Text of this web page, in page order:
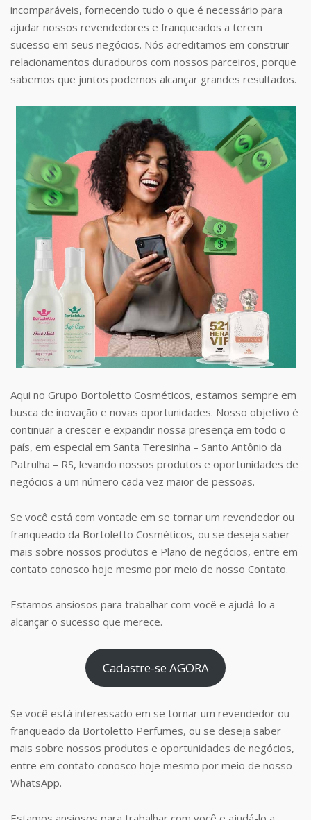
incomparáveis, fornecendo tudo o que é necessário para
ajudar nossos revendedores e franqueados a terem
sucesso em seus negócios. Nós acreditamos em construir
relacionamentos duradouros com nossos parceiros, porque
sabemos que juntos podemos alcançar grandes resultados.
Aqui no Grupo Bortoletto Cosméticos, estamos sempre em
busca de inovação e novas oportunidades. Nosso objetivo é
continuar a crescer e expandir nossa presença em todo o
país, em especial em Santa Teresinha – Santo Antônio da
Patrulha – RS, levando nossos produtos e oportunidades de
negócios a um número cada vez maior de pessoas.
Se você está com vontade em se tornar um revendedor ou
franqueado da Bortoletto Cosméticos, ou se deseja saber
mais sobre nossos produtos e Plano de negócios, entre em
contato conosco hoje mesmo por meio de nosso Contato.
Estamos ansiosos para trabalhar com você e ajudá-lo a
alcançar o sucesso que merece.
Cadastre-se AGORA
Se você está interessado em se tornar um revendedor ou
franqueado da Bortoletto Perfumes, ou se deseja saber
mais sobre nossos produtos e oportunidades de negócios,
entre em contato conosco hoje mesmo por meio de nosso
WhatsApp.